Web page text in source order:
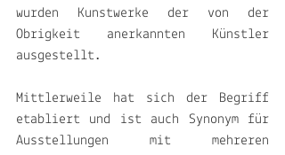
wurden Kunstwerke der von der
Obrigkeit anerkannten Künstler
ausgestellt.
Mittlerweile hat sich der Begriff
etabliert und ist auch Synonym für
Ausstellungen mit mehreren